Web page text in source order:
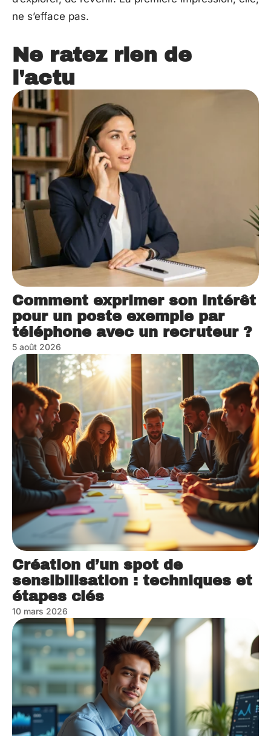
ne s’efface pas.
Ne ratez rien de
l'actu
Comment exprimer son intérêt
pour un poste exemple par
téléphone avec un recruteur ?
5 août 2026
Création d’un spot de
sensibilisation : techniques et
étapes clés
10 mars 2026